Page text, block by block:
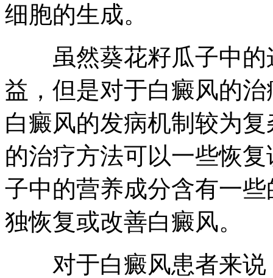
细胞的生成。
虽然葵花籽瓜子中的
益，但是对于白癜风的
白癜风的发病机制较为
的治疗方法可以一些恢
子中的营养成分含有一
独恢复或改善白癜风。
对于白癜风患者来说